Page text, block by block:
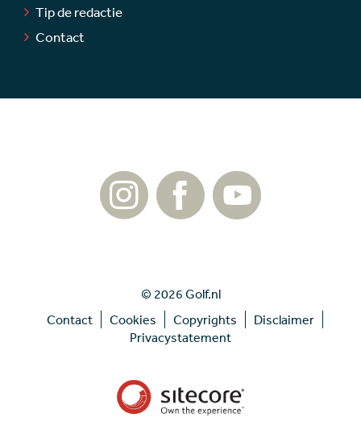
Tip de redactie
Contact
© 2026 Golf.nl
Contact
Cookies Copyrights
Disclaimer
Privacystatement